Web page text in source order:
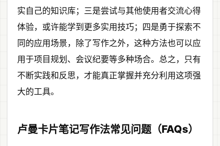
实自己的知识库；三是尝试与其他使用者交流心得
体验，或许能学到更多实用技巧；四是勇于探索不
同的应用场景，除了写作之外，这种方法也可以应
用于项目规划、会议纪要等多种场合。总之，只有
不断实践和反思，才能真正掌握并充分利用这项强
大的工具。
卢曼卡片笔记写作法常见问题（FAQs）